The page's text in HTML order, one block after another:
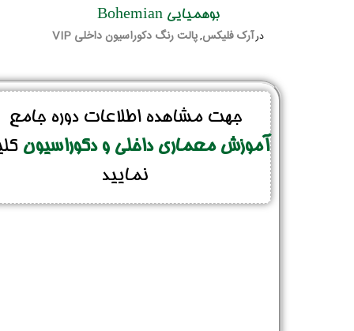
بوهمیایی Bohemian
درآرک فلیکس,پالت رنگ دکوراسیون داخلی VIP
جهت مشاهده اطلاعات دوره جامع
آموزش معماری داخلی و دکوراسیون
نمایید